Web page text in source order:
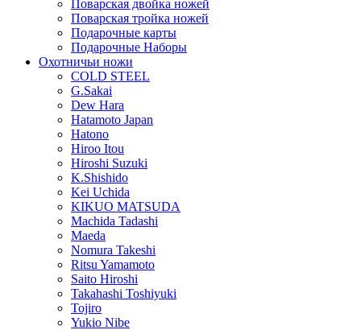
Поварская двойка ножей
Поварская тройка ножей
Подарочные карты
Подарочные Наборы
Охотничьи ножи
COLD STEEL
G.Sakai
Dew Hara
Hatamoto Japan
Hatono
Hiroo Itou
Hiroshi Suzuki
K.Shishido
Kei Uchida
KIKUO MATSUDA
Machida Tadashi
Maeda
Nomura Takeshi
Ritsu Yamamoto
Saito Hiroshi
Takahashi Toshiyuki
Tojiro
Yukio Nibe